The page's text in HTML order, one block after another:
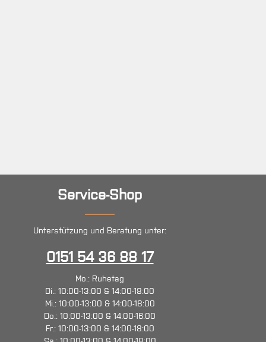
Service-Shop
Unterstützung und Beratung unter:
0151 54 36 88 17
Mo.: Ruhetag
Di.: 10:00-13:00 & 14:00-18:00
Mi.: 10:00-13:00 & 14:00-18:00
Do.: 10:00-13:00 & 14:00-16:00
Fr.: 10:00-13:00 & 14:00-18:00